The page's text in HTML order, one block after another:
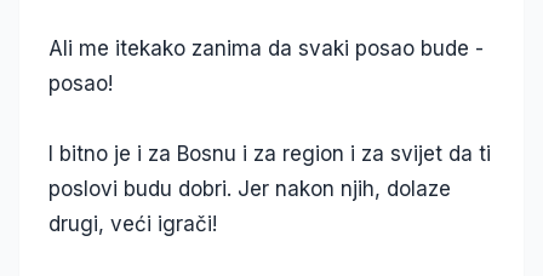
Ali me itekako zanima da svaki posao bude -
posao!
I bitno je i za Bosnu i za region i za svijet da ti
poslovi budu dobri. Jer nakon njih, dolaze
drugi, veći igrači!